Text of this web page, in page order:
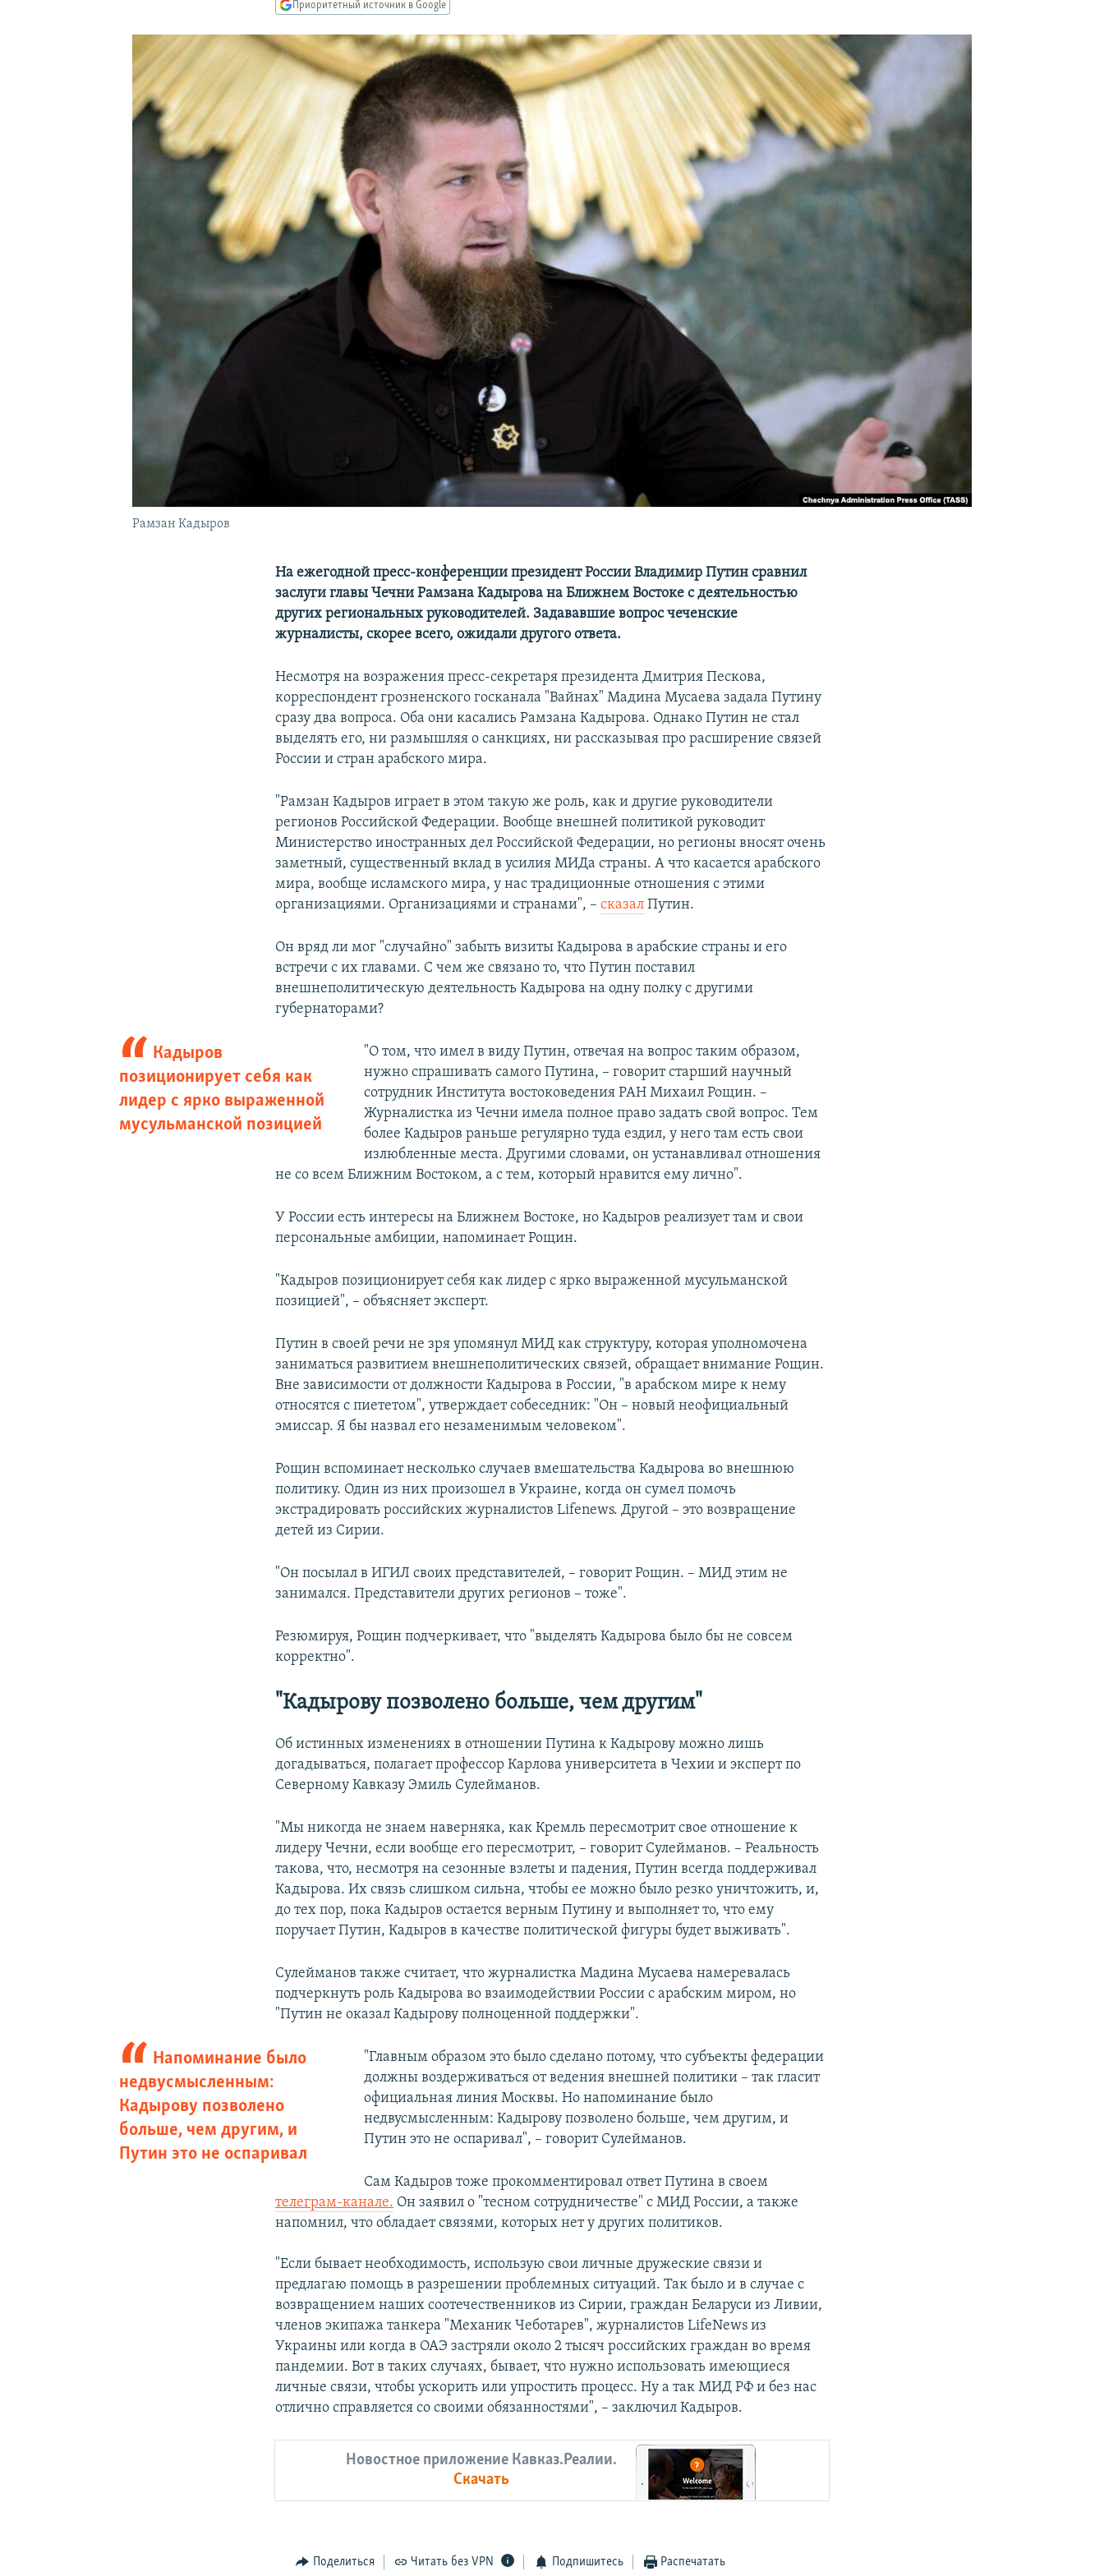
ПОДПИШИТЕСЬ НА РАССЫЛКУ
Приоритетный источник в Google
Рамзан Кадыров
На ежегодной пресс-конференции президент России Владимир Путин сравнил
заслуги главы Чечни Рамзана Кадырова на Ближнем Востоке с деятельностью
других региональных руководителей. Задававшие вопрос чеченские
журналисты, скорее всего, ожидали другого ответа.
Несмотря на возражения пресс-секретаря президента Дмитрия Пескова,
корреспондент грозненского госканала "Вайнах" Мадина Мусаева задала Путину
сразу два вопроса. Оба они касались Рамзана Кадырова. Однако Путин не стал
выделять его, ни размышляя о санкциях, ни рассказывая про расширение связей
России и стран арабского мира.
"Рамзан Кадыров играет в этом такую же роль, как и другие руководители
регионов Российской Федерации. Вообще внешней политикой руководит
Министерство иностранных дел Российской Федерации, но регионы вносят очень
заметный, существенный вклад в усилия МИДа страны. А что касается арабского
мира, вообще исламского мира, у нас традиционные отношения с этими
организациями. Организациями и странами", –сказал Путин.
Он вряд ли мог "случайно" забыть визиты Кадырова в арабские страны и его
встречи с их главами. С чем же связано то, что Путин поставил
внешнеполитическую деятельность Кадырова на одну полку с другими
губернаторами?
Кадыров
позиционирует себя как
лидер с ярко выраженной
мусульманской позицией
"О том, что имел в виду Путин, отвечая на вопрос таким образом,
нужно спрашивать самого Путина, – говорит старший научный
сотрудник Института востоковедения РАН Михаил Рощин. –
Журналистка из Чечни имела полное право задать свой вопрос. Тем
более Кадыров раньше регулярно туда ездил, у него там есть свои
излюбленные места. Другими словами, он устанавливал отношения
не со всем Ближним Востоком, а с тем, который нравится ему лично".
У России есть интересы на Ближнем Востоке, но Кадыров реализует там и свои
персональные амбиции, напоминает Рощин.
"Кадыров позиционирует себя как лидер с ярко выраженной мусульманской
позицией", – объясняет эксперт.
Путин в своей речи не зря упомянул МИД как структуру, которая уполномочена
заниматься развитием внешнеполитических связей, обращает внимание Рощин.
Вне зависимости от должности Кадырова в России, "в арабском мире к нему
относятся с пиететом", утверждает собеседник: "Он – новый неофициальный
эмиссар. Я бы назвал его незаменимым человеком".
Рощин вспоминает несколько случаев вмешательства Кадырова во внешнюю
политику. Один из них произошел в Украине, когда он сумел помочь
экстрадировать российских журналистов Lifenews. Другой – это возвращение
детей из Сирии.
"Он посылал в ИГИЛ своих представителей, – говорит Рощин. – МИД этим не
занимался. Представители других регионов – тоже".
Резюмируя, Рощин подчеркивает, что "выделять Кадырова было бы не совсем
корректно".
"Кадырову позволено больше, чем другим"
Об истинных изменениях в отношении Путина к Кадырову можно лишь
догадываться, полагает профессор Карлова университета в Чехии и эксперт по
Северному Кавказу Эмиль Сулейманов.
"Мы никогда не знаем наверняка, как Кремль пересмотрит свое отношение к
лидеру Чечни, если вообще его пересмотрит, – говорит Сулейманов. – Реальность
такова, что, несмотря на сезонные взлеты и падения, Путин всегда поддерживал
Кадырова. Их связь слишком сильна, чтобы ее можно было резко уничтожить, и,
до тех пор, пока Кадыров остается верным Путину и выполняет то, что ему
поручает Путин, Кадыров в качестве политической фигуры будет выживать".
Сулейманов также считает, что журналистка Мадина Мусаева намеревалась
подчеркнуть роль Кадырова во взаимодействии России с арабским миром, но
"Путин не оказал Кадырову полноценной поддержки".
Напоминание было
недвусмысленным:
Кадырову позволено
больше, чем другим, и
Путин это не оспаривал
"Главным образом это было сделано потому, что субъекты федерации
должны воздерживаться от ведения внешней политики – так гласит
официальная линия Москвы. Но напоминание было
недвусмысленным: Кадырову позволено больше, чем другим, и
Путин это не оспаривал", – говорит Сулейманов.
Сам Кадыров тоже прокомментировал ответ Путина в своем
телеграм-канале. Он заявил о "тесном сотрудничестве" с МИД России, а также
напомнил, что обладает связями, которых нет у других политиков.
"Если бывает необходимость, использую свои личные дружеские связи и
предлагаю помощь в разрешении проблемных ситуаций. Так было и в случае с
возвращением наших соотечественников из Сирии, граждан Беларуси из Ливии,
членов экипажа танкера "Механик Чеботарев", журналистов LifeNews из
Украины или когда в ОАЭ застряли около 2 тысяч российских граждан во время
пандемии. Вот в таких случаях, бывает, что нужно использовать имеющиеся
личные связи, чтобы ускорить или упростить процесс. Ну а так МИД РФ и без нас
отлично справляется со своими обязанностями", – заключил Кадыров.
Новостное приложение Кавказ.Реалии.
Скачать
Поделиться Читать без VPN Подпишитесь Распечатать